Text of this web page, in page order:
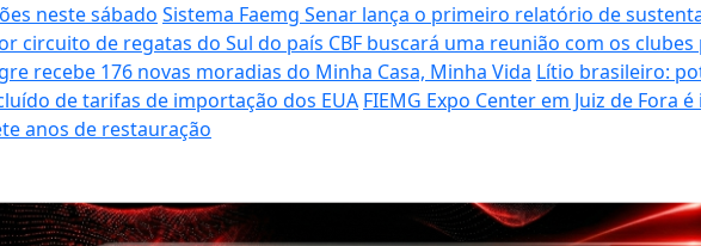
neste sábado Sistema Faemg Senar lança o primeiro relatório de
circuito de regatas do Sul do país CBF buscará uma reunião com os
recebe 176 novas moradias do Minha Casa, Minha Vida Lítio brasileiro:
de tarifas de importação dos EUA FIEMG Expo Center em Juiz de Fora
anos de restauração